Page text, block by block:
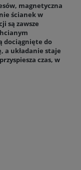
magnetyczna
ścianek w
są zawsze
dociągnięte do
a układanie staje
czas, w